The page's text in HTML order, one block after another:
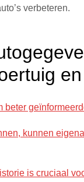
verbeteren.
beter
kunnen
is cruciaal